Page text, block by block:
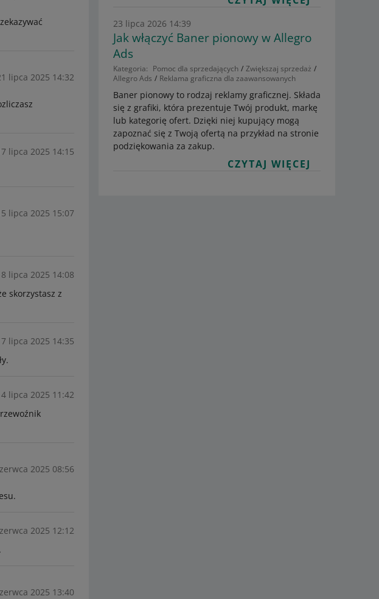
lipca 2025 14:32
lipca 2025 14:15
lipca 2025 15:07
8 lipca 2025 14:08
skorzystasz z
7 lipca 2025 14:35
4 lipca 2025 11:42
2025 08:56
2025 12:12
2025 13:40
23 lipca 2026 14:39
Jak włączyć Baner pionowy w Allegro
Ads
Kategoria: Pomoc dla sprzedających
Zwiększaj sprzedaż
Allegro Ads
Reklama graficzna dla zaawansowanych
Baner pionowy to rodzaj reklamy graficznej. Składa
się z grafiki, która prezentuje Twój produkt, markę
lub kategorię ofert. Dzięki niej kupujący mogą
zapoznać się z Twoją ofertą na przykład na stronie
podziękowania za zakup.
CZYTAJ WIĘCEJ